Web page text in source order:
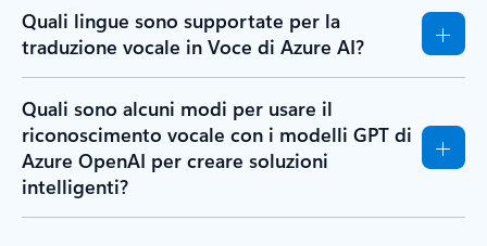
Quali lingue sono supportate per la
traduzione vocale in Voce di Azure AI?
Quali sono alcuni modi per usare il
riconoscimento vocale con i modelli GPT di
Azure OpenAI per creare soluzioni
intelligenti?